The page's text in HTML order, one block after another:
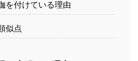
を付けている理由
似点